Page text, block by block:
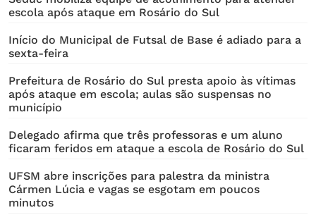
escola após ataque em Rosário do Sul
Início do Municipal de Futsal de Base é adiado para a
sexta-feira
Prefeitura de Rosário do Sul presta apoio às vítimas
após ataque em escola; aulas são suspensas no
município
Delegado afirma que três professoras e um aluno
ficaram feridos em ataque a escola de Rosário do Sul
UFSM abre inscrições para palestra da ministra
Cármen Lúcia e vagas se esgotam em poucos
minutos